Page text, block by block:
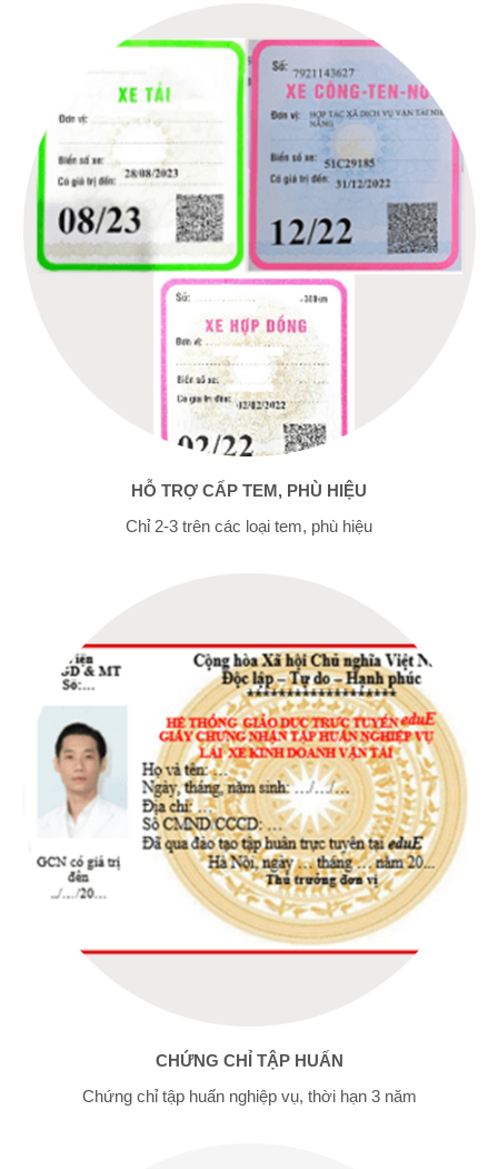
HỖ TRỢ CẤP TEM, PHÙ HIỆU
Chỉ 2-3 trên các loại tem, phù hiệu
CHỨNG CHỈ TẬP HUẤN
Chứng chỉ tập huấn nghiệp vụ, thời hạn 3 năm